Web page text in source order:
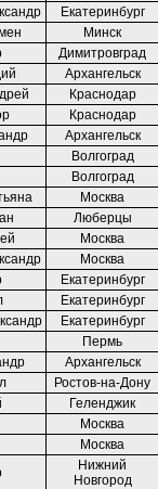
Екатеринбург
Минск
Димитровград
Архангельск
Краснодар
Краснодар
Архангельск
Волгоград
Волгоград
Москва
Люберцы
Москва
Москва
Екатеринбург
Екатеринбург
Екатеринбург
Пермь
Архангельск
Ростов-на-Дону
Геленджик
Москва
Москва
Нижний
Новгород